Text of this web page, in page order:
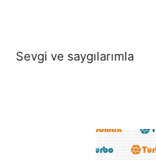
Sevgi ve saygılarımla